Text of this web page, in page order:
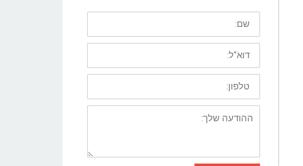
שם:
דוא"ל:
טלפון:
ההודעה
שלך: